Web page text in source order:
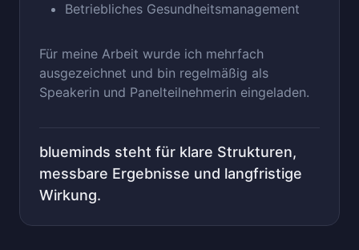
Betriebliches Gesundheitsmanagement
Für meine Arbeit wurde ich mehrfach
ausgezeichnet und bin regelmäßig als
Speakerin und Panelteilnehmerin eingeladen.
blueminds steht für klare Strukturen,
messbare Ergebnisse und langfristige
Wirkung.